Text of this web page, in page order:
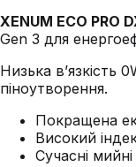
XENUM ECO PRO
Gen 3 для
Низька в’язкість
піноутворення.
Покращена
Високий
Сучасні